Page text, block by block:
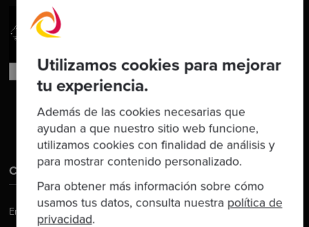
Utilizamos cookies para mejorar
tu experiencia.
Además de las cookies necesarias que
ayudan a que nuestro sitio web funcione,
utilizamos cookies con finalidad de análisis y
para mostrar contenido personalizado.
Para obtener más información sobre cómo
usamos tus datos, consulta nuestra política de
privacidad.
Contáctanos
Email: hello@codurance.com